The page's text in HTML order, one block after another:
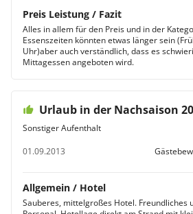
Preis Leistung / Fazit
Alles in allem für den Preis und in der
Essenszeiten könnten etwas länger sein
Uhr)aber auch verständlich, dass es
Mittagessen angeboten wird.
Urlaub in der Nachsaison
Sonstiger Aufenthalt
01.09.2013
Allgemein / Hotel
Sauberes, mittelgroßes Hotel. Freundliches